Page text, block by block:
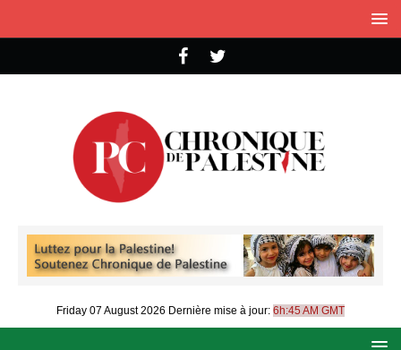
Friday 07 August 2026 Dernière mise à jour: 6h:45 AM GMT